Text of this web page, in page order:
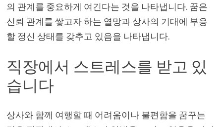
의 관계를 중요하게 여긴다는 것을 나타냅니다. 꿈은
신뢰 관계를 쌓고자 하는 열망과 상사의 기대에 부응
할 정신 상태를 갖추고 있음을 나타냅니다.
직장에서 스트레스를 받고 있
습니다
상사와 함께 여행할 때 어려움이나 불편함을 꿈꾸는